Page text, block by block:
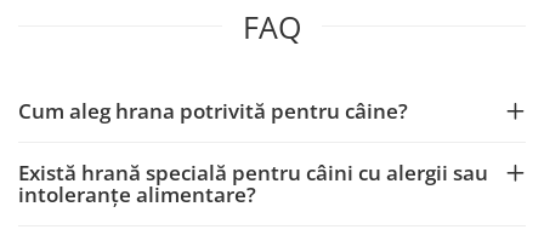
FAQ
Cum aleg hrana potrivită pentru câine?
Există hrană specială pentru câini cu alergii sau
intoleranțe alimentare?